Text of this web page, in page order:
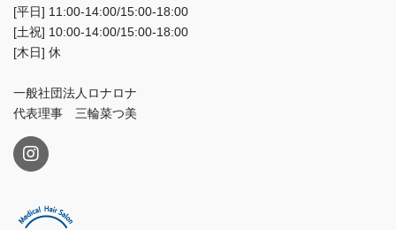
[平日] 11:00-14:00/15:00-18:00
[土祝] 10:00-14:00/15:00-18:00
[木日] 休
一般社団法人ロナロナ
代表理事 三輪菜つ美